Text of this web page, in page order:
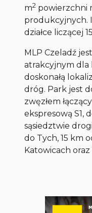
m2 powierzchni
produkcyjnych.
działce liczącej
MLP Czeladź
atrakcyjnym
doskonałą
dróg. Park jest
zwęzłem
ekspresową S1,
sąsiedztwie
do Tych, 15 km
Katowicach